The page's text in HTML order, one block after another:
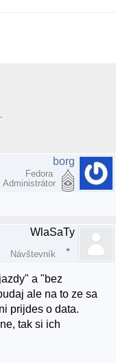
borg
Fedora
Administrátor
WlaSaTy
Návštevník
a "bez
ale na to ze sa
prijdes o data.
tak si ich